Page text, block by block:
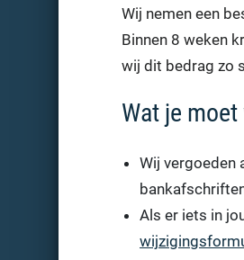
Wij nemen een
Binnen 8 weken
wij dit bedrag zo
Wat je moet
Wij vergoeden
Als er iets in